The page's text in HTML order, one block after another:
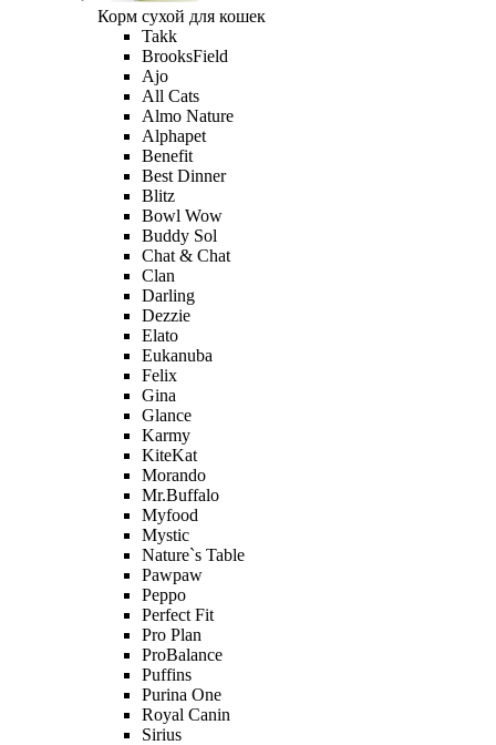
Корм сухой для кошек
Takk
BrooksField
Ajo
All Cats
Almo Nature
Alphapet
Benefit
Best Dinner
Blitz
Bowl Wow
Buddy Sol
Chat & Chat
Clan
Darling
Dezzie
Elato
Eukanuba
Felix
Gina
Glance
Karmy
KiteKat
Morando
Mr.Buffalo
Myfood
Mystic
Nature`s Table
Pawpaw
Peppo
Perfect Fit
Pro Plan
ProBalance
Puffins
Purina One
Royal Canin
Sirius